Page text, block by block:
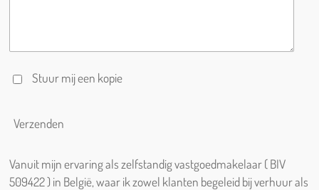
Stuur mij een kopie
Verzenden
Vanuit mijn ervaring als zelfstandig vastgoedmakelaar ( BIV
509422 ) in België, waar ik zowel klanten begeleid bij verhuur als